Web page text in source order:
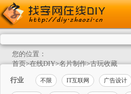
您的位置：
首页>在线DIY>名片制作>古玩收藏
行业 不限 IT互联网 广告设计